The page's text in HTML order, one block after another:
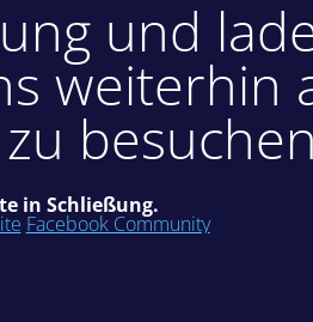
und
weiterhin
in Schließung.
Facebook Community